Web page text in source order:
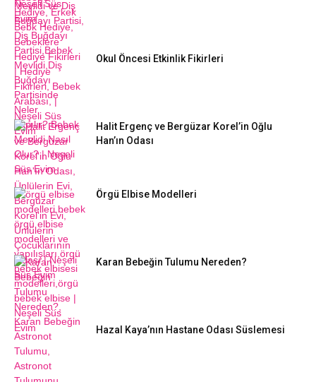
Okul Öncesi Etkinlik Fikirleri
Halit Ergenç ve Bergüzar Korel’in Oğlu
Han’ın Odası
Örgü Elbise Modelleri
Karan Bebeğin Tulumu Nereden?
Hazal Kaya’nın Hastane Odası Süslemesi